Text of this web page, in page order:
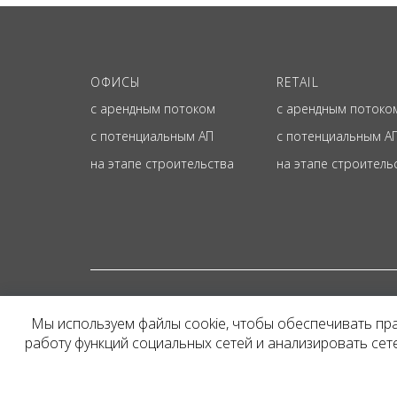
ОФИСЫ
с арендным потоком
с потенциальным АП
на этапе строительства
RETAIL
с арендным
с потенциальным
на этапе
Представленная на
и не является
Мы используем файлы cookie, чтобы обеспечивать
работу функций социальных сетей и анализировать